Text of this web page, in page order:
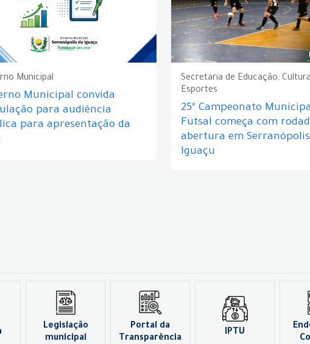
Municipal
Municipal convida
para audiência
para apresentação da
Secretaria de Educação,
Esportes
25º Campeonato
Futsal começa com
abertura em
Iguaçu
Legislação
municipal
Portal da
Transparência
IPTU